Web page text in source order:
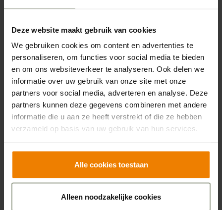
Deze website maakt gebruik van cookies
We gebruiken cookies om content en advertenties te
personaliseren, om functies voor social media te bieden
en om ons websiteverkeer te analyseren. Ook delen we
informatie over uw gebruik van onze site met onze
partners voor social media, adverteren en analyse. Deze
partners kunnen deze gegevens combineren met andere
informatie die u aan ze heeft verstrekt of die ze hebben
verzameld op basis van uw gebruik van hun services.
Alle cookies toestaan
Alleen noodzakelijke cookies
handwerken, houtbewerking of lekker rustig
zitten met een boek of een tijdschrift. Daarnaast
organiseren we ook activiteiten zoals samen
kokenof een taart bakken en maken we
natuurlijk zoveel mogelijk een wandeling buiten
in defrisse lucht. Zodra het weer mag en kan,
gaan we weer twee middagen voor
activiteiten naar Warnstaete, 400 meter van De
Beekdelle. Een bezoek buiten de deur geeft de
thuiskomen. Ook een bezoek aan de kapper is
pop-up kappershoek.